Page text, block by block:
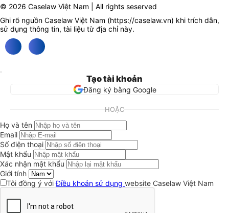
© 2026 Caselaw Việt Nam | All rights seserved
Ghi rõ nguồn Caselaw Việt Nam (https://caselaw.vn) khi trích dẫn,
sử dụng thông tin, tài liệu từ địa chỉ này.
Tạo tài khoản
Đăng ký bằng Google
HOẶC
Họ và tên
Email
Số điện thoại
Mật khẩu
Xác nhận mật khẩu
Giới tính
Tôi đồng ý vớiĐiều khoản sử dụng website Caselaw Việt Nam